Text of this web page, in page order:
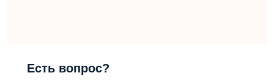
Есть вопрос?